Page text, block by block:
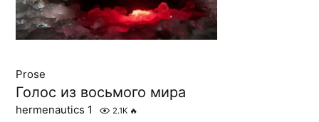
Prose
Голос из восьмого мира
hermenautics 1 2.1K 🔥